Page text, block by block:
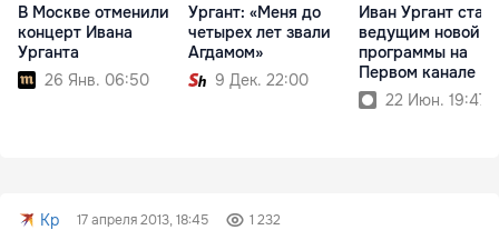
В Москве отменили
концерт Ивана
Урганта
26 Янв. 06:50
Ургант: «Меня до
четырех лет звали
Агдамом»
9 Дек. 22:00
Иван Ургант
ведущим новой
программы на
Первом канале
22 Июн. 19:47
Kp 17 апреля 2013, 18:45 1 232